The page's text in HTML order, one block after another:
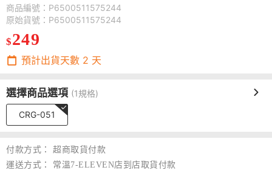
商品編號：P6500511575244
原始貨號：P6500511575244
$249
預計出貨天數 2 天
選擇商品選項 (1規格)
CRG-051
付款方式：
超商取貨付款
運送方式：
常溫7-ELEVEN店到店取貨付款